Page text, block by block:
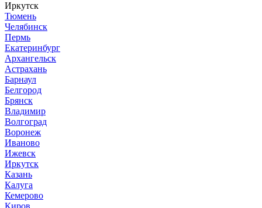
Иркутск
Тюмень
Челябинск
Пермь
Екатеринбург
Архангельск
Астрахань
Барнаул
Белгород
Брянск
Владимир
Волгоград
Воронеж
Иваново
Ижевск
Иркутск
Казань
Калуга
Кемерово
Киров